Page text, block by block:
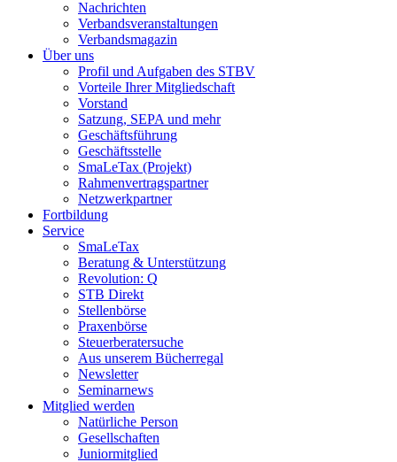
Nachrichten
Verbandsveranstaltungen
Verbandsmagazin
Über uns
Profil und Aufgaben des STBV
Vorteile Ihrer Mitgliedschaft
Vorstand
Satzung, SEPA und mehr
Geschäftsführung
Geschäftsstelle
SmaLeTax (Projekt)
Rahmenvertragspartner
Netzwerkpartner
Fortbildung
Service
SmaLeTax
Beratung & Unterstützung
Revolution: Q
STB Direkt
Stellenbörse
Praxenbörse
Steuerberatersuche
Aus unserem Bücherregal
Newsletter
Seminarnews
Mitglied werden
Natürliche Person
Gesellschaften
Juniormitglied